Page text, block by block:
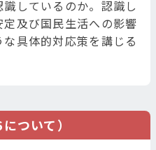
しているのか。認識し
及び国民生活への影響
具体的対応策を講じる
ついて）